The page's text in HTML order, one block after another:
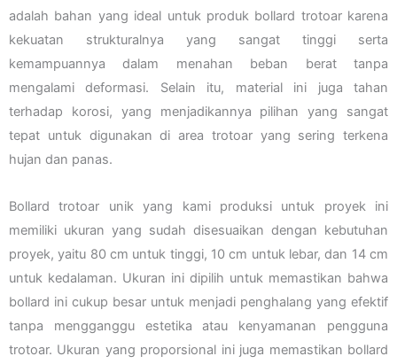
adalah bahan yang ideal untuk produk bollard trotoar karena
kekuatan strukturalnya yang sangat tinggi serta
kemampuannya dalam menahan beban berat tanpa
mengalami deformasi. Selain itu, material ini juga tahan
terhadap korosi, yang menjadikannya pilihan yang sangat
tepat untuk digunakan di area trotoar yang sering terkena
hujan dan panas.
Bollard trotoar unik yang kami produksi untuk proyek ini
memiliki ukuran yang sudah disesuaikan dengan kebutuhan
proyek, yaitu 80 cm untuk tinggi, 10 cm untuk lebar, dan 14 cm
untuk kedalaman. Ukuran ini dipilih untuk memastikan bahwa
bollard ini cukup besar untuk menjadi penghalang yang efektif
tanpa mengganggu estetika atau kenyamanan pengguna
trotoar. Ukuran yang proporsional ini juga memastikan bollard